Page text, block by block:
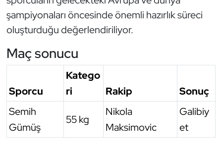
şampiyonaları öncesinde önemli hazırlık süreci
oluşturduğu değerlendiriliyor.
Maç sonucu
Sporcu
Katego
ri
Rakip
Sonuç
Semih
Gümüş
55 kg
Nikola
Maksimovic
Galibiy
et